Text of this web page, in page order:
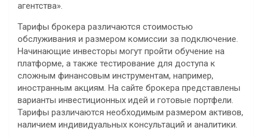
агентства».
Тарифы брокера различаются стоимостью
обслуживания и размером комиссии за подключение.
Начинающие инвесторы могут пройти обучение на
платформе, а также тестирование для доступа к
сложным финансовым инструментам, например,
иностранным акциям. На сайте брокера представлены
варианты инвестиционных идей и готовые портфели.
Тарифы различаются необходимым размером активов,
наличием индивидуальных консультаций и аналитики.